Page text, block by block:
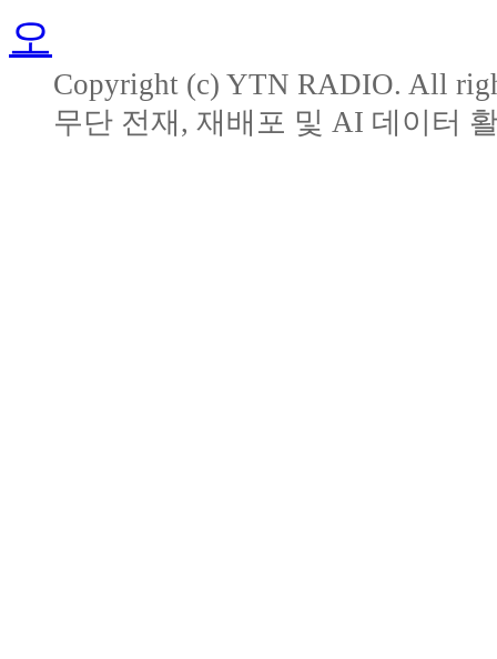
Copyright (c) YTN RADIO. All
무단 전재, 재배포 및 AI 데이터